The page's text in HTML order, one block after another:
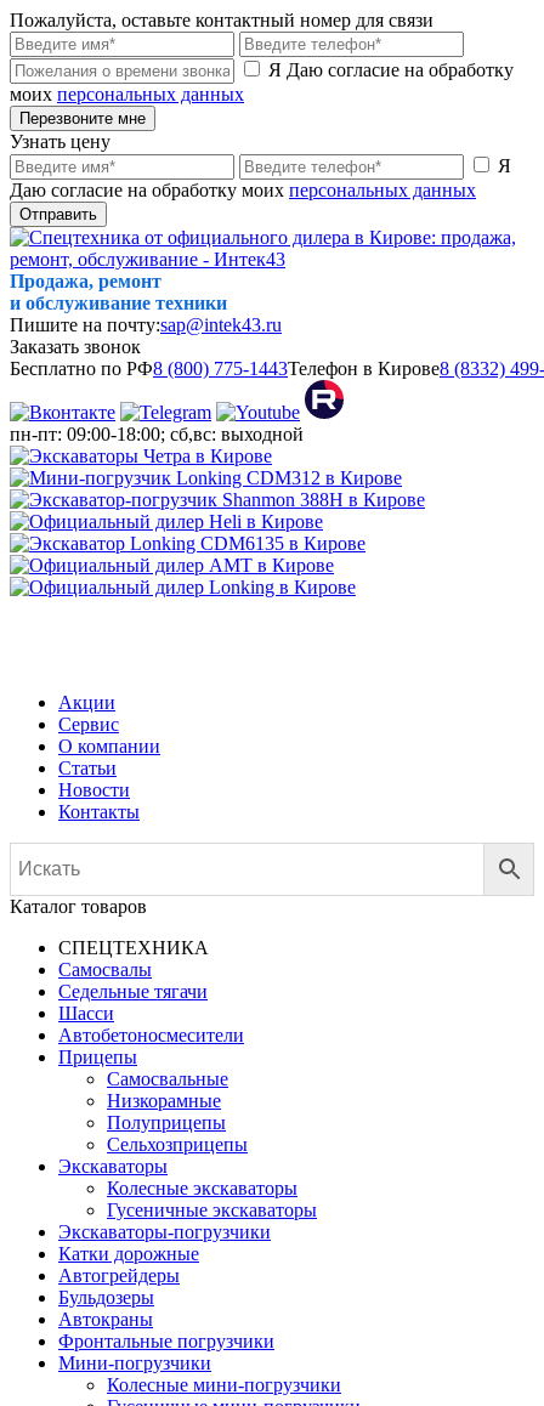
Пожалуйста, оставьте контактный номер для связи
Я Даю согласие на обработку
моих персональных данных
Перезвоните мне
Узнать цену
Я
Даю согласие на обработку моих персональных данных
Отправить
Продажа, ремонт
и обслуживание техники
Пишите на почту:sap@intek43.ru
Заказать звонок
Бесплатно по РФ8 (800) 775-1443Телефон в Кирове8 (8332)
пн-пт: 09:00-18:00; сб,вс: выходной
Акции
Сервис
О компании
Статьи
Новости
Контакты
Каталог товаров
СПЕЦТЕХНИКА
Самосвалы
Седельные тягачи
Шасси
Автобетоно­смесители
Прицепы
Самосвальные
Низкорамные
Полуприцепы
Сельхозприцепы
Экскаваторы
Колесные экскаваторы
Гусеничные экскаваторы
Экскаваторы-погрузчики
Катки дорожные
Автогрейдеры
Бульдозеры
Автокраны
Фронтальные погрузчики
Мини-погрузчики
Колесные мини-погрузчики